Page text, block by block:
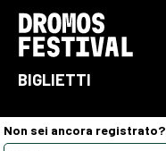
BIGLIETTI
Non sei ancora registrato?